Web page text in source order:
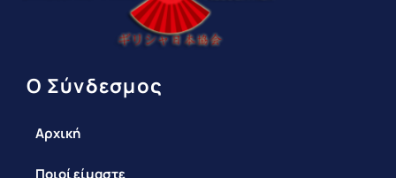
Ο Σύνδεσμος
Αρχική
Ποιοί είμαστε